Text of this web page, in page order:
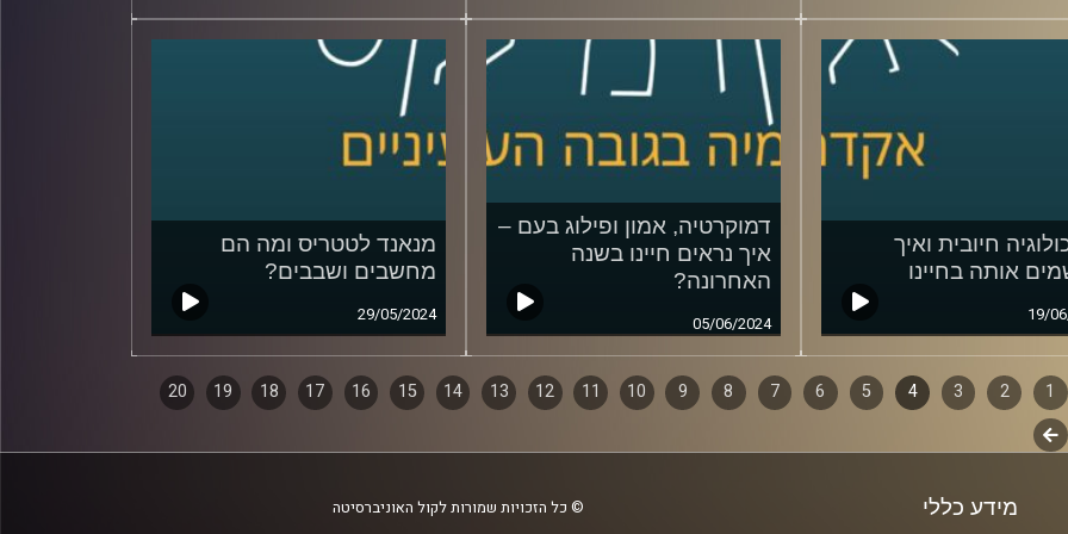
חיובית ואיך
אותה בחיינו
19/
דמוקרטיה, אמון ופילוג בעם –
איך נראים חיינו בשנה
האחרונה?
05/06/2024
מנאנד לטטריס ומה הם
מחשבים ושבבים?
29/05/2024
1
2
3
4
5
6
7
8
9
10
11
12
13
14
15
16
17
18
19
20
לשלב
מידע כללי © כל הזכויות שמורות לקול האוניברסיטה